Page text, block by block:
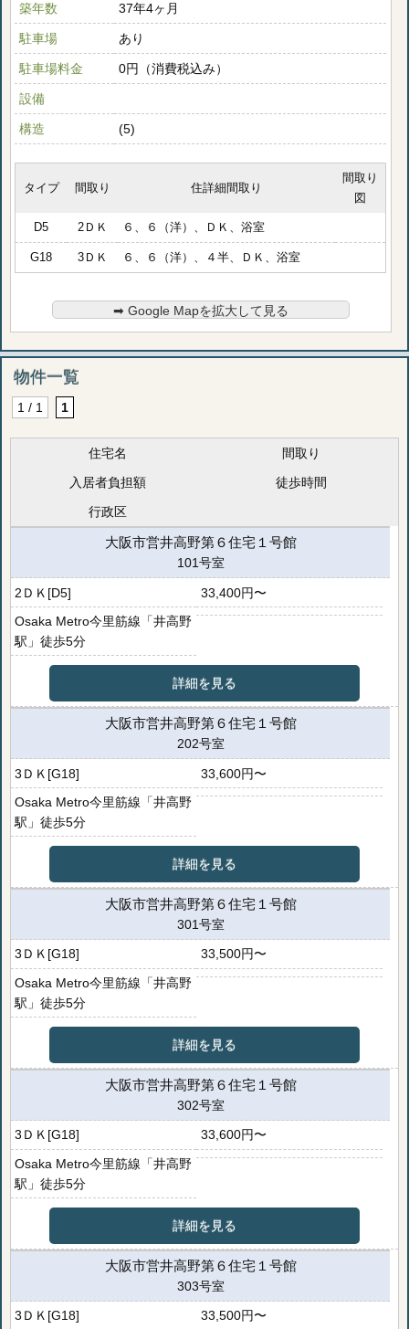
築年数 37年4ヶ月
駐車場 あり
駐車場料金 0円（消費税込み）
設備
構造 (5)
タイプ 間取り 住詳細間取り
間取り
図
D5 2ＤＫ ６、６（洋）、ＤＫ、浴室
G18 3ＤＫ ６、６（洋）、４半、ＤＫ、浴室
➡︎ Google Mapを拡大して見る
物件一覧
1 / 1 1
住宅名
間取り
入居者負担額
徒歩時間
行政区
大阪市営井高野第６住宅１号館
101号室
2ＤＫ[D5]
33,400円〜
Osaka Metro今里筋線「井高野
駅」徒歩5分
詳細を見る
大阪市営井高野第６住宅１号館
202号室
3ＤＫ[G18]
33,600円〜
Osaka Metro今里筋線「井高野
駅」徒歩5分
詳細を見る
大阪市営井高野第６住宅１号館
301号室
3ＤＫ[G18]
33,500円〜
Osaka Metro今里筋線「井高野
駅」徒歩5分
詳細を見る
大阪市営井高野第６住宅１号館
302号室
3ＤＫ[G18]
33,600円〜
Osaka Metro今里筋線「井高野
駅」徒歩5分
詳細を見る
大阪市営井高野第６住宅１号館
303号室
3ＤＫ[G18] 33,500円〜